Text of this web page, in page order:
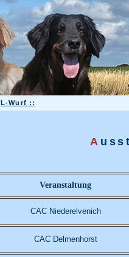
L-Wurf ::
A
Veranstaltung
CAC Niederelvenich
CAC Delmenhorst